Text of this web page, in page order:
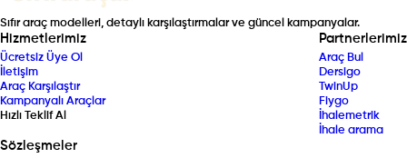
Sıfır araç modelleri, detaylı karşılaştırmalar ve güncel kampanyalar.
Hizmetlerimiz
Ücretsiz Üye Ol
İletişim
Araç Karşılaştır
Kampanyalı Araçlar
Hızlı Teklif Al
Partnerlerimiz
Araç Bul
Dersigo
TwinUp
Fiygo
İhalemetrik
İhale arama
Sözleşmeler